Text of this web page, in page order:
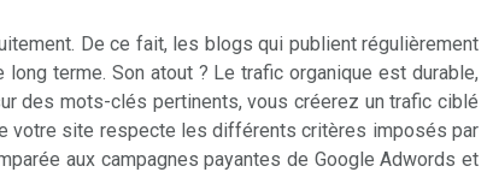
De ce fait, les blogs qui publient régulièrement
terme. Son atout ? Le trafic organique est durable,
des mots-clés pertinents, vous créerez un trafic ciblé
votre site respecte les différents critères imposés par
aux campagnes payantes de Google Adwords et